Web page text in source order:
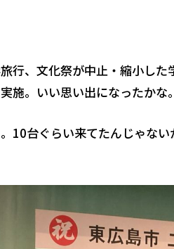
行、文化祭が中止・縮小し
施。いい思い出になったかな。
10台ぐらい来てたんじゃな